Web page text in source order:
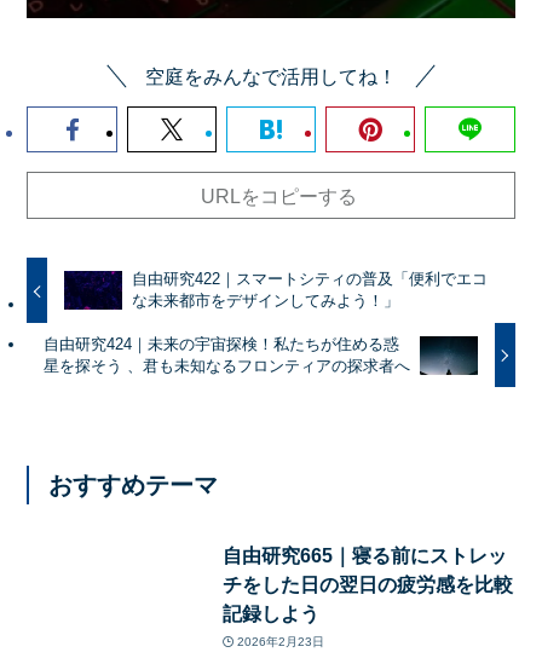
空庭をみんなで活用してね！
URLをコピーする
自由研究422｜スマートシティの普及「便利でエコ
な未来都市をデザインしてみよう！」
自由研究424｜未来の宇宙探検！私たちが住める惑
星を探そう 、君も未知なるフロンティアの探求者へ
おすすめテーマ
自由研究665｜寝る前にストレッ
チをした日の翌日の疲労感を比較
記録しよう
2026年2月23日